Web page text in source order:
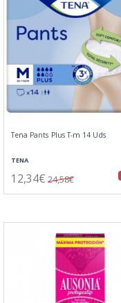
Tena Pants Plus T-m 14 Uds
TENA
12,34€ 24,58€